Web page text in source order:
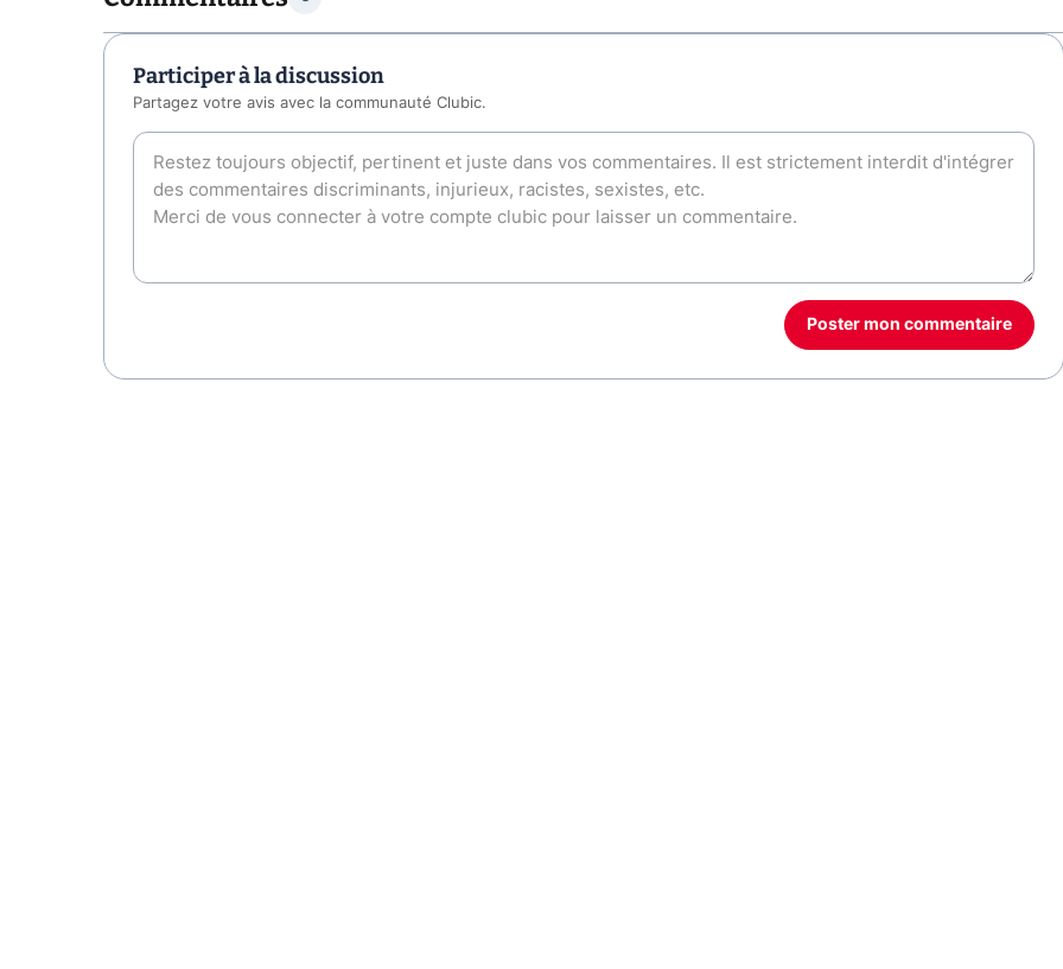
Participer à la discussion
Partagez votre avis avec la communauté Clubic.
Poster mon commentaire